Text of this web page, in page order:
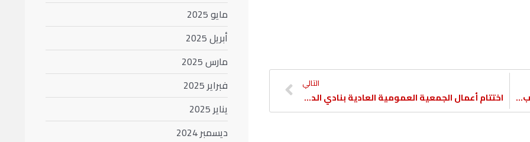
بلماضي: قلة المباريات وغياب الانسجام أهم أسباب تراجع النتائج بالدوري
التالي
اختتام أعمال الجمعية العمومية العادية بنادي الدحيل
مايو 2025
أبريل 2025
مارس 2025
فبراير 2025
يناير 2025
ديسمبر 2024